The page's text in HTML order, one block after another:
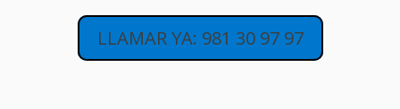
LLAMAR YA: 981 30 97 97